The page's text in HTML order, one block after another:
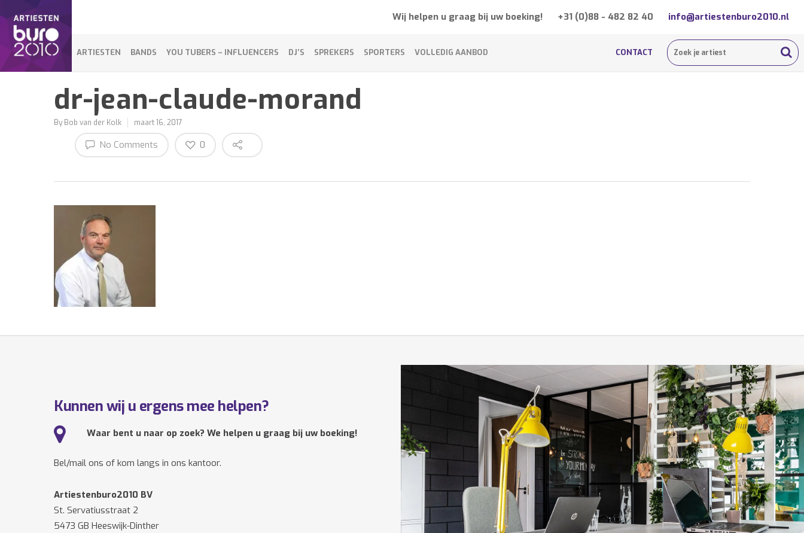
Wij helpen u graag bij uw boeking! +31 (0)88 - 482 82 40 info@artiestenburo2010.nl
ARTIESTEN BANDS YOU TUBERS – INFLUENCERS DJ’S SPREKERS SPORTERS VOLLEDIG AANBOD CONTACT
dr-jean-claude-morand
By Bob van der Kolk maart 16, 2017
No Comments 0
Kunnen wij u ergens mee helpen?
Waar bent u naar op zoek? We helpen u graag bij uw boeking!
Bel/mail ons of kom langs in ons kantoor.
Artiestenburo2010 BV
St. Servatiusstraat 2
5473 GB Heeswijk-Dinther